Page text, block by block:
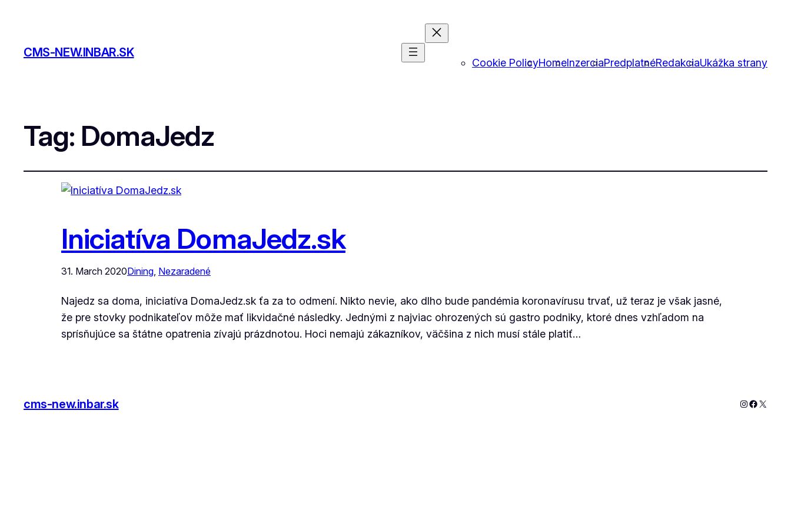
CMS-NEW.INBAR.SK
Cookie PolicyHomeInzerciaPredplatnéRedakciaUkážka strany
Tag: DomaJedz
Iniciatíva DomaJedz.sk
31. March 2020Dining, Nezaradené
Najedz sa doma, iniciatíva DomaJedz.sk ťa za to odmení. Nikto nevie, ako dlho bude pandémia koronavírusu trvať, už teraz je však jasné,
že pre stovky podnikateľov môže mať likvidačné následky. Jednými z najviac ohrozených sú gastro podniky, ktoré dnes vzhľadom na
sprísňujúce sa štátne opatrenia zívajú prázdnotou. Hoci nemajú zákazníkov, väčšina z nich musí stále platiť…
cms-new.inbar.sk Instagram
X